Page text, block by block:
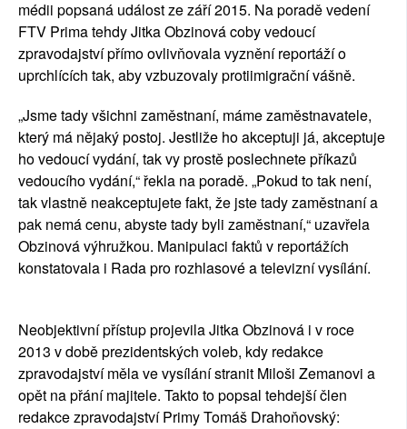
médii popsaná událost ze září 2015. Na poradě vedení
FTV Prima tehdy Jitka Obzinová coby vedoucí
zpravodajství přímo ovlivňovala vyznění reportáží o
uprchlících tak, aby vzbuzovaly protiimigrační vášně.
„Jsme tady všichni zaměstnaní, máme zaměstnavatele,
který má nějaký postoj. Jestliže ho akceptuji já, akceptuje
ho vedoucí vydání, tak vy prostě poslechnete příkazů
vedoucího vydání,“ řekla na poradě. „Pokud to tak není,
tak vlastně neakceptujete fakt, že jste tady zaměstnaní a
pak nemá cenu, abyste tady byli zaměstnaní,“ uzavřela
Obzinová výhružkou. Manipulaci faktů v reportážích
konstatovala i Rada pro rozhlasové a televizní vysílání.
Neobjektivní přístup projevila Jitka Obzinová i v roce
2013 v době prezidentských voleb, kdy redakce
zpravodajství měla ve vysílání stranit Miloši Zemanovi a
opět na přání majitele. Takto to popsal tehdejší člen
redakce zpravodajství Primy Tomáš Drahoňovský: